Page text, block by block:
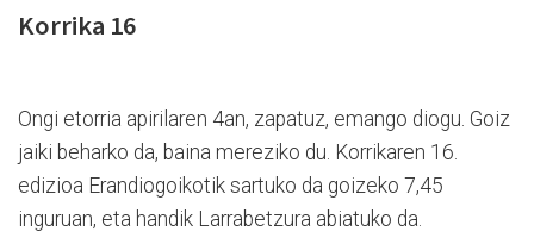
Korrika 16
Ongi etorria apirilaren 4an, zapatuz, emango diogu. Goiz
jaiki beharko da, baina mereziko du. Korrikaren 16.
edizioa Erandiogoikotik sartuko da goizeko 7,45
inguruan, eta handik Larrabetzura abiatuko da.